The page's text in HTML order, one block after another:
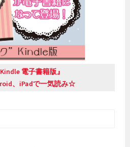
電子書籍版』
、iPadで一気読み☆